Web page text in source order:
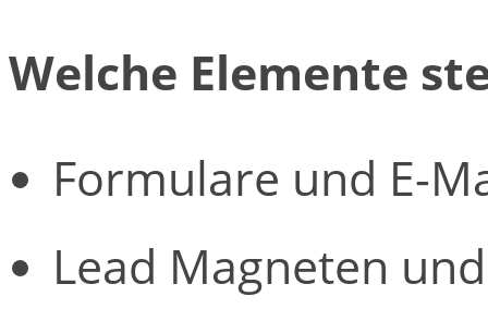
Welche Elemente
Formulare und E-
Lead Magneten